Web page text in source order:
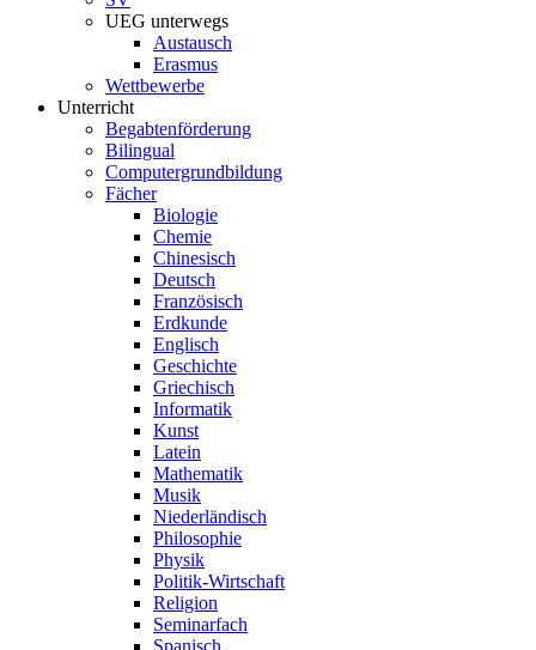
UEG unterwegs
Austausch
Erasmus
Wettbewerbe
Unterricht
Begabtenförderung
Bilingual
Computergrundbildung
Fächer
Biologie
Chemie
Chinesisch
Deutsch
Französisch
Erdkunde
Englisch
Geschichte
Griechisch
Informatik
Kunst
Latein
Mathematik
Musik
Niederländisch
Philosophie
Physik
Politik-Wirtschaft
Religion
Seminarfach
Spanisch